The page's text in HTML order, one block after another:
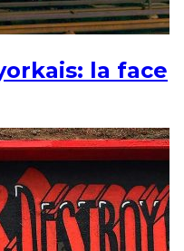
la face